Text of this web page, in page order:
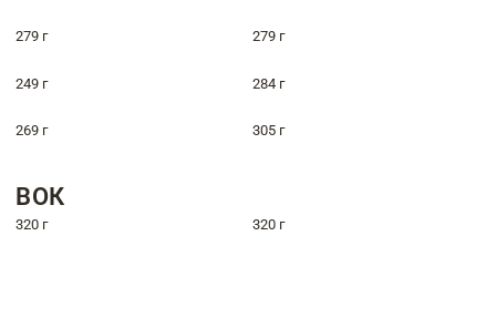
279 г 279 г
249 г 284 г
269 г 305 г
ВОК
320 г 320 г